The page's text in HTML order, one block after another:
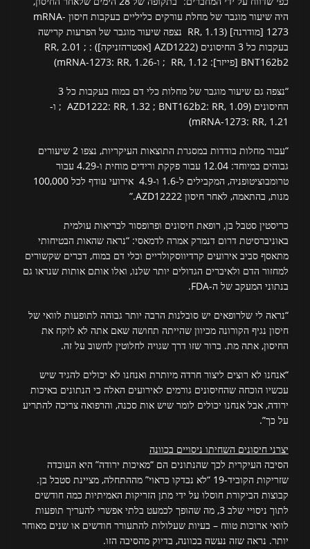
היה שיעור מוגבר של מחלת עורקים כליליים בעקבות חיסון mRNA-
1273 [מודרנה] (RR, 1.13 נצפה שיעור מוגבר של הפרעות קרישה
בעקבות כל 3 החיסונים (AZD1222 [אסטרהזניקה]) : RR, 2.01 ;
BNT162b2 [פייזר]: RR, 1.12 ; ו-mRNA-1273: RR, 1.26)
“נצפה גם שיעור מוגבר של מחלות כלי דם במוח בעקבות כל 3
החיסונים (AZD1222: RR, 1.32 ; BNT162b2: RR, 1.09 ; ו-
mRNA-1273: RR, 1.21)
“עבור מחלות בודדות במסגרת התוצאות העיקריות, נצפו 2 שיעורים
גבוהים במיוחד: 12.04 עבור פקקת ורידים מוחית ו-4.29 עבור
טרומבוציטופניה, המקבילים ל-1.6 ו-4.9 אירועי עודף לכל 100,000
מנות, בהתאמה, לאחר חיסון AZD12222.”
כריסטין סטבל בן, רופאת חיסונים ופרופסור לבריאות עולמית
באוניברסיטת דרום דנמרק אמרה לדמאסי: “נראה שהאות הבטיחותי
מתאסף סביב אירועים קרדיווסקולריים וכלי דם במוח, דברים שקשורים
למחזור הדם ולאיברים הגדולים יותר שלנו, ואלו אותם אותות שנראו גם
בנתוני המעקב של ה-FDA.
“נראה לי שלרופאים יש סובלנות הרבה יותר גבוהה לתופעות לוואי של
חיסון נגיף הקורונה מכיוון שהייתה תחושה שאם אתה לא לוקח את
החיסון, אתה מת. ברור שזו דרך שגויה לחלוטין לחשוב על זה.
“אנחנו לא רוצים ליצור חרדה מיותרת ואנחנו לא יכולים להגיד שיש
עכשיו הוכחה שהחיסונים גורמים לאירועים האלה כי הנתונים באיכות
ירודה, אבל אנחנו יכולים לומר שיש אות סכנה, והרפואה צריכה להתריע
על כך”.
יצרני חיסונים השחיתו ניסויים בכוונה
הסיבה העיקרית לכך שהנתונים הם “מאיכות ירודה” היא העובדה
שזריקות הקוביד-19 “לא נבדקו כראוי” מההתחלה, מציינת סטבל בן.
קבוצות הביקורת חוסלו על ידי מתן הזריקות האמיתיות כמה חודשים
לתוך ניסויי שלב 3, מה שהופך לכמעט בלתי אפשרי להעריך תופעות
לוואי ארוכות טווח – בעיות שעלולות להתעורר חודשים או שנים מאוחר
יותר. נראה שזה נעשה בכוונה, בדיוק מהסיבה הזו.